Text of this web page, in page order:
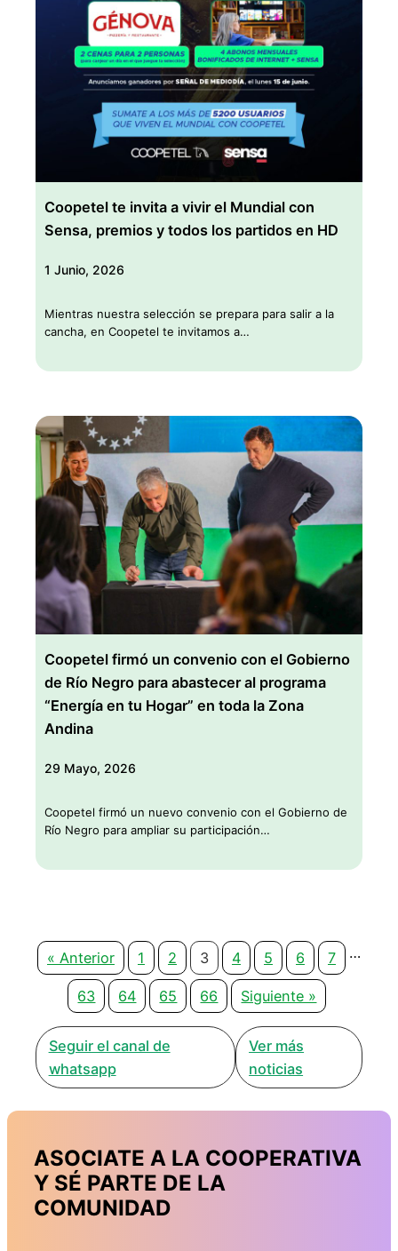
Coopetel te invita a vivir el Mundial con
Sensa, premios y todos los partidos en HD
1 Junio, 2026
Mientras nuestra selección se prepara para salir a la
cancha, en Coopetel te invitamos a…
Coopetel firmó un convenio con el Gobierno
de Río Negro para abastecer al programa
“Energía en tu Hogar” en toda la Zona
Andina
29 Mayo, 2026
Coopetel firmó un nuevo convenio con el Gobierno de
Río Negro para ampliar su participación…
« Anterior 1 2 3 4 5 6 7 …
63 64 65 66 Siguiente »
Seguir el canal de
whatsapp
Ver más
noticias
ASOCIATE A LA COOPERATIVA
Y SÉ PARTE DE LA
COMUNIDAD